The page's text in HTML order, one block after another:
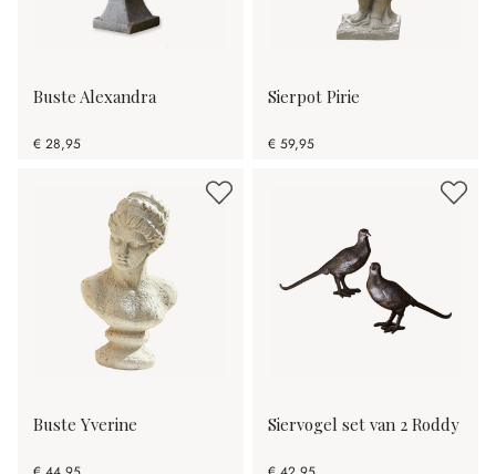
Buste Alexandra
€ 28,95
Sierpot Pirie
€ 59,95
Buste Yverine Siervogel set van 2 Roddy